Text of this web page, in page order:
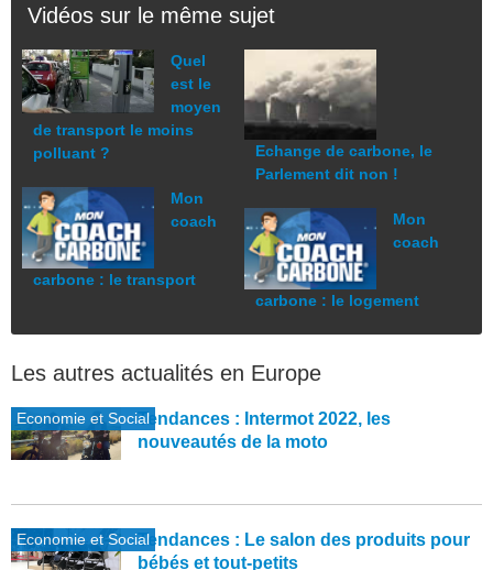
Vidéos sur le même sujet
Quel
est le
moyen
de transport le moins
polluant ?
Mon
coach
carbone : le transport
Echange de carbone, le
Parlement dit non !
Mon
coach
carbone : le logement
Les autres actualités en Europe
Economie et SocialTendances : Intermot 2022, les
nouveautés de la moto
Economie et SocialTendances : Le salon des produits pour
bébés et tout-petits